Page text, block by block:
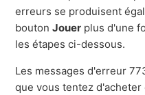
Message d’erreur :
Afficher plus
erreurs se produisent
boutonJouer plus d'une
les étapes ci-dessous.
Les messages d'erreur
que vous tentez